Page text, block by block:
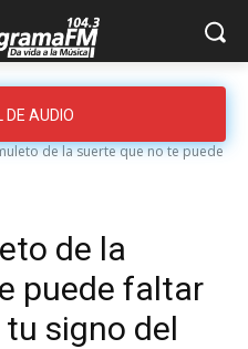
DE AUDIO
de la suerte que no te puede
de la
puede faltar
signo del